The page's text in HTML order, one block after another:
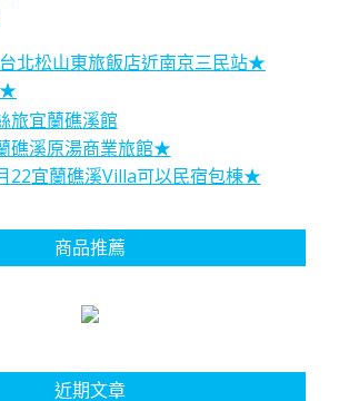
台北松山東旅飯店近南京三民站★
★
旅宜蘭礁溪館
礁溪原湯商業旅館★
22宜蘭礁溪Villa可以民宿包棟★
商品推薦
近期文章